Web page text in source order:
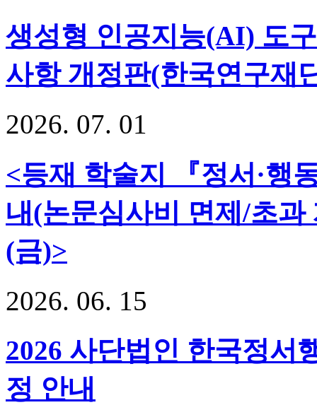
생성형 인공지능(AI) 도
사항 개정판(한국연구재
2026. 07. 01
<등재 학술지 『정서·행
내(논문심사비 면제/초
(금)>
2026. 06. 15
2026 사단법인 한국정서
정 안내